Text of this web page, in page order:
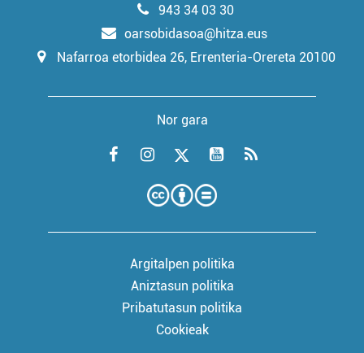
943 34 03 30
oarsobidasoa@hitza.eus
Nafarroa etorbidea 26, Errenteria-Orereta 20100
Nor gara
Argitalpen politika
Aniztasun politika
Pribatutasun politika
Cookieak